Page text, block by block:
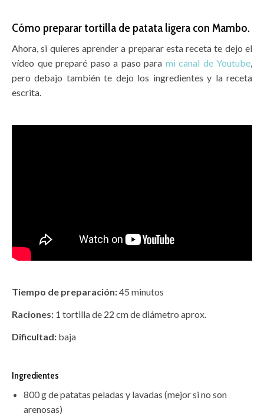
Cómo preparar tortilla de patata ligera con Mambo.
Ahora, si quieres aprender a preparar esta receta te dejo el
vídeo que preparé paso a paso para mi canal de Youtube,
pero debajo también te dejo los ingredientes y la receta
escrita.
Tiempo de preparación:45 minutos
Raciones: 1 tortilla de 22 cm de diámetro aprox.
Dificultad: baja
Ingredientes
800 g de patatas peladas y lavadas (mejor si no son
arenosas)